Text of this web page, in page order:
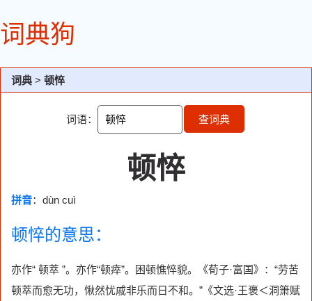
词典狗
词典 > 顿悴
词语： 查词典
顿悴
拼音：dùn cuì
顿悴的意思：
亦作“ 顿萃 ”。亦作“顿瘁”。困顿憔悴貌。《荀子·富国》：“劳苦
顿萃而愈无功，愀然忧戚非乐而日不和。”《文选·王褒＜洞箫赋